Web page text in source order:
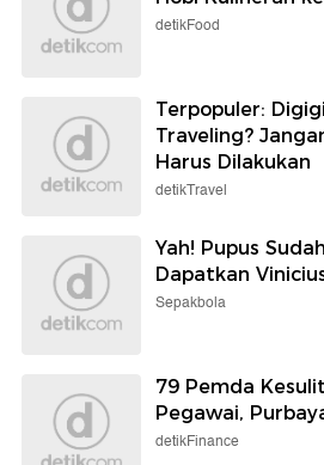
detikFood
Terpopuler:
Traveling?
Harus Dilakukan
detikTravel
Yah! Pupus
Dapatkan
Sepakbola
79 Pemda
Pegawai,
detikFinance